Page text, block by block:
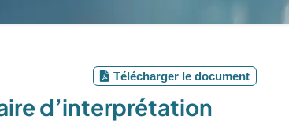
Télécharger le document
d’interprétation